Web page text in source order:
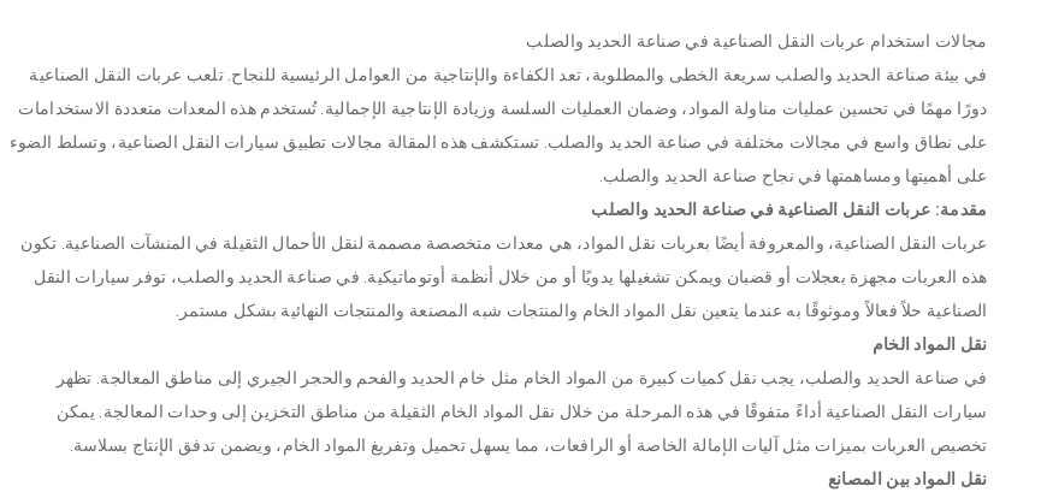
مجالات استخدام عربات النقل الصناعية في صناعة الحديد والصلب
في بيئة صناعة الحديد والصلب سريعة الخطى والمطلوبة، تعد الكفاءة والإنتاجية من العوامل الرئيسية للنجاح. تلعب عربات النقل الصناعية
دورًا مهمًا في تحسين عمليات مناولة المواد، وضمان العمليات السلسة وزيادة الإنتاجية الإجمالية. تُستخدم هذه المعدات متعددة الاستخدامات
على نطاق واسع في مجالات مختلفة في صناعة الحديد والصلب. تستكشف هذه المقالة مجالات تطبيق سيارات النقل الصناعية، وتسلط الضوء
على أهميتها ومساهمتها في نجاح صناعة الحديد والصلب.
مقدمة: عربات النقل الصناعية في صناعة الحديد والصلب
عربات النقل الصناعية، والمعروفة أيضًا بعربات نقل المواد، هي معدات متخصصة مصممة لنقل الأحمال الثقيلة في المنشآت الصناعية. تكون
هذه العربات مجهزة بعجلات أو قضبان ويمكن تشغيلها يدويًا أو من خلال أنظمة أوتوماتيكية. في صناعة الحديد والصلب، توفر سيارات النقل
الصناعية حلاً فعالاً وموثوقًا به عندما يتعين نقل المواد الخام والمنتجات شبه المصنعة والمنتجات النهائية بشكل مستمر.
نقل المواد الخام
في صناعة الحديد والصلب، يجب نقل كميات كبيرة من المواد الخام مثل خام الحديد والفحم والحجر الجيري إلى مناطق المعالجة. تظهر
سيارات النقل الصناعية أداءً متفوقًا في هذه المرحلة من خلال نقل المواد الخام الثقيلة من مناطق التخزين إلى وحدات المعالجة. يمكن
تخصيص العربات بميزات مثل آليات الإمالة الخاصة أو الرافعات، مما يسهل تحميل وتفريغ المواد الخام، ويضمن تدفق الإنتاج بسلاسة.
نقل المواد بين المصانع